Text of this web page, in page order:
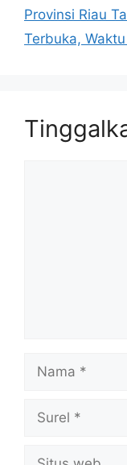
Provinsi Riau
Terbuka,
Nama
Surel
Situs